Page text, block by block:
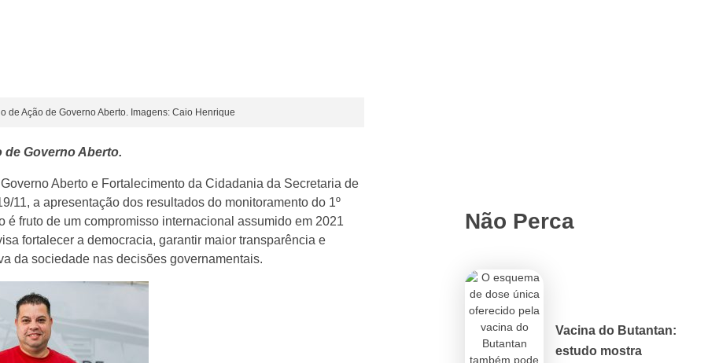
de Ação de Governo Aberto. Imagens: Caio Henrique
de Governo Aberto.
Aberto e Fortalecimento da Cidadania da Secretaria de
11, a apresentação dos resultados do monitoramento do 1º
é fruto de um compromisso internacional assumido em 2021
fortalecer a democracia, garantir maior transparência e
da sociedade nas decisões governamentais.
Não Perca
Vacina do Butantan:
estudo mostra